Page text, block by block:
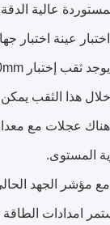
هذا الثقب يمكن
المستوى.
امدادات الطاقة